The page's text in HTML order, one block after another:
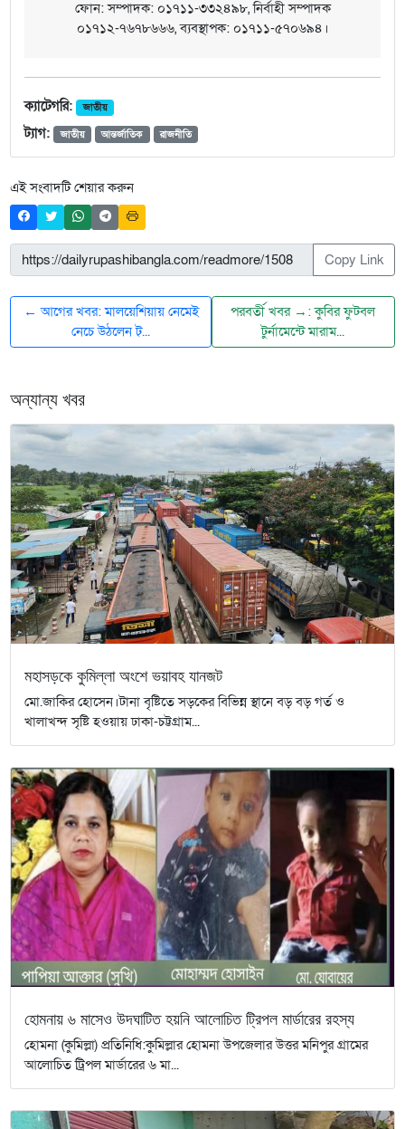
ফোন: সম্পাদক: ০১৭১১-৩৩২৪৯৮, নির্বাহী সম্পাদক
০১৭১২-৭৬৭৮৬৬৬, ব্যবস্থাপক: ০১৭১১-৫৭০৬৯৪।
ক্যাটেগরি: জাতীয়
ট্যাগ: জাতীয় আন্তর্জাতিক রাজনীতি
এই সংবাদটি শেয়ার করুন
Copy Link
← আগের খবর: মালয়েশিয়ায় নেমেই
নেচে উঠলেন ট্...
পরবর্তী খবর →: কুবির ফুটবল
টুর্নামেন্টে মারাম...
অন্যান্য খবর
মহাসড়কে কুমিল্লা অংশে ভয়াবহ যানজট
মো.জাকির হোসেন।টানা বৃষ্টিতে সড়কের বিভিন্ন স্থানে বড় বড় গর্ত ও
খালাখন্দ সৃষ্টি হওয়ায় ঢাকা-চট্টগ্রাম...
হোমনায় ৬ মাসেও উদঘাটিত হয়নি আলোচিত ট্রিপল মার্ডারের রহস্য
হোমনা (কুমিল্লা) প্রতিনিধি:কুমিল্লার হোমনা উপজেলার উত্তর মনিপুর গ্রামের
আলোচিত ট্রিপল মার্ডারের ৬ মা...